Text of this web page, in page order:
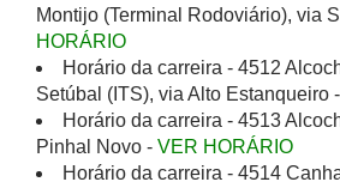
Montijo (Terminal Rodoviário), via
HORÁRIO
Horário da carreira - 4512
Setúbal (ITS), via Alto Estanqueiro -
Horário da carreira - 4513
Pinhal Novo - VER HORÁRIO
Horário da carreira - 4514